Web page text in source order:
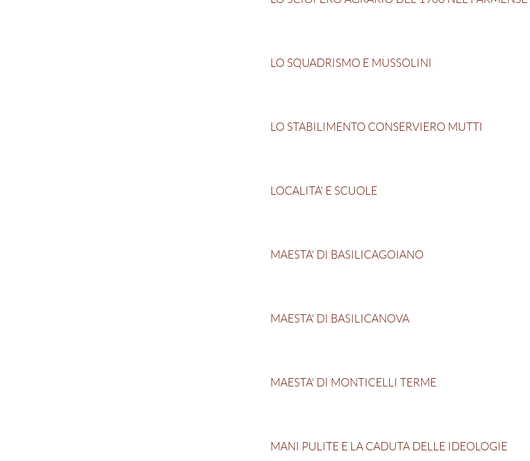
LO SQUADRISMO E MUSSOLINI
LO STABILIMENTO CONSERVIERO MUTTI
LOCALITA' E SCUOLE
MAESTA' DI BASILICAGOIANO
MAESTA' DI BASILICANOVA
MAESTA' DI MONTICELLI TERME
MANI PULITE E LA CADUTA DELLE IDEOLOGIE